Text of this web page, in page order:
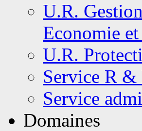
U.R.
Economie
U.R.
Service R &
Service
Domaines